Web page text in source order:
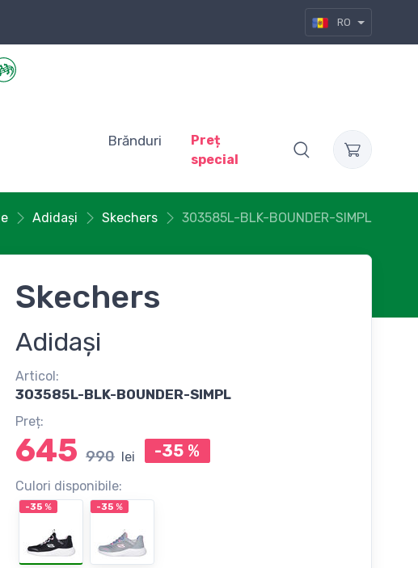
RO
Brănduri
Preț
special
Adidași Skechers 303585L-BLK-BOUNDER-SIMPL
Skechers
Adidași
Articol:
303585L-BLK-BOUNDER-SIMPL
Preț:
645 990 lei -35 %
Culori disponibile:
-35% -35%